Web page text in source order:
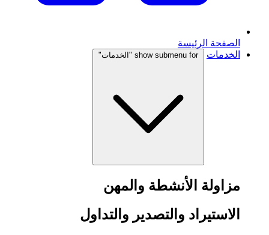
الصفحة الرئيسة
الخدمات
show submenu for "الخدمات"
مزاولة الأنشطة والمهن
الاستيراد والتصدير والتداول